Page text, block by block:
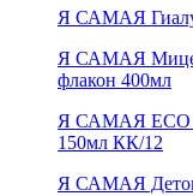
Я САМАЯ
Я САМАЯ
флакон 400мл
Я САМАЯ ECO
150мл КК/12
Я САМАЯ